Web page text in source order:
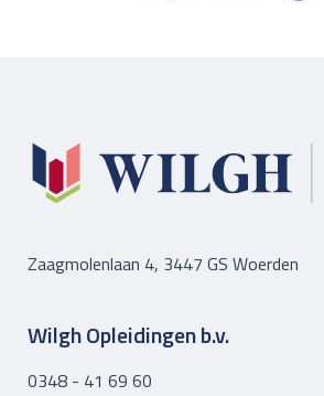
Zaagmolenlaan 4, 3447 GS Woerden
Wilgh Opleidingen b.v.
0348 - 41 69 60